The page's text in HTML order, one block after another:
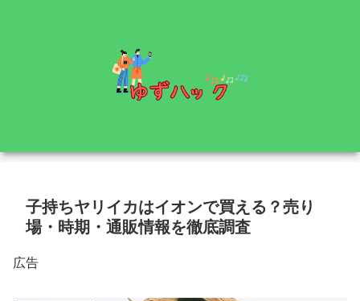
子持ちヤリイカはイオンで買える？売り
場・時期・通販情報を徹底調査
広告